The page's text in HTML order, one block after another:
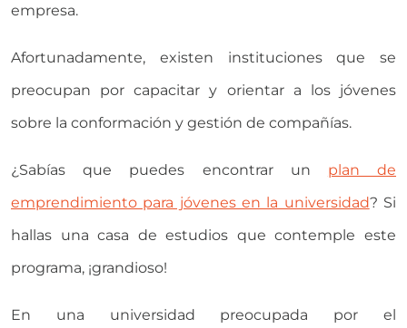
empresa.
Afortunadamente, existen instituciones que se
preocupan por capacitar y orientar a los jóvenes
sobre la conformación y gestión de compañías.
¿Sabías que puedes encontrar un plan de
emprendimiento para jóvenes en la universidad? Si
hallas una casa de estudios que contemple este
programa, ¡grandioso!
En una universidad preocupada por el